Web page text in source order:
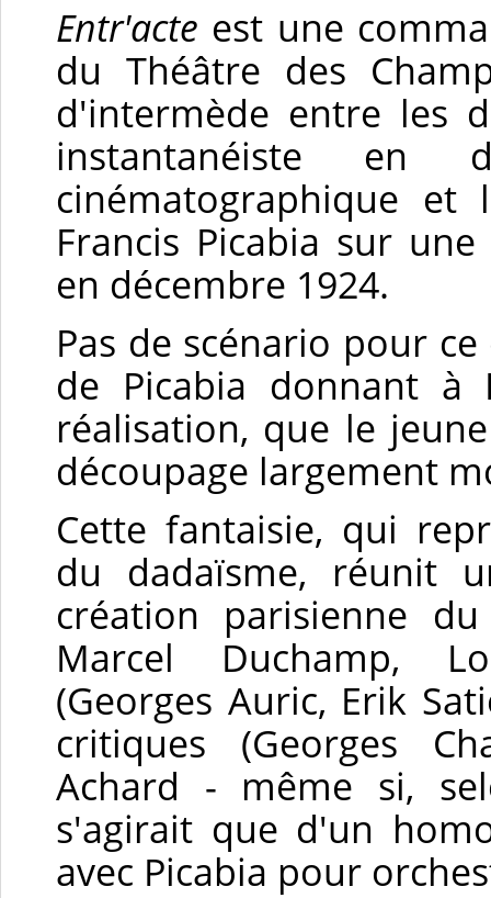
Entr'acte est une
du Théâtre des
d'intermède entre les
instantanéiste en
cinématographique
Francis Picabia sur
en décembre 1924.
Pas de scénario pour
de Picabia donnant à
réalisation, que le
découpage largement
Cette fantaisie, qui
du dadaïsme, réunit
création parisienne
Marcel Duchamp,
(Georges Auric, Erik
critiques (Georges
Achard - même si,
s'agirait que d'un
avec Picabia pour